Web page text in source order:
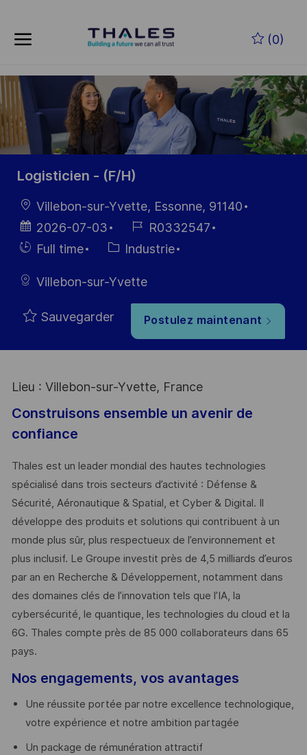
(0)
-
Logisticien - (F/H)
localisation
Villebon-sur-Yvette, Essonne, 91140
Date
d’affichage
2026-07-03
Référence
du poste
R0332547
HiringFull time Catégorie
Industrie
Villebon-sur-Yvette
Sauvegarder Postulez maintenant
Lieu : Villebon-sur-Yvette, France
Construisons ensemble un avenir de
confiance
Thales est un leader mondial des hautes technologies
spécialisé dans trois secteurs d’activité : Défense &
Sécurité, Aéronautique & Spatial, et Cyber & Digital. Il
développe des produits et solutions qui contribuent à un
monde plus sûr, plus respectueux de l’environnement et
plus inclusif. Le Groupe investit près de 4,5 milliards d’euros
par an en Recherche & Développement, notamment dans
des domaines clés de l’innovation tels que l’IA, la
cybersécurité, le quantique, les technologies du cloud et la
6G. Thales compte près de 85 000 collaborateurs dans 65
pays. ​
Nos engagements, vos avantages
Une réussite portée par notre excellence technologique,
votre expérience et notre ambition partagée
Un package de rémunération attractif